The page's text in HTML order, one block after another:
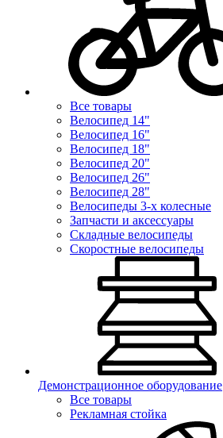
Все товары
Велосипед 14"
Велосипед 16"
Велосипед 18"
Велосипед 20"
Велосипед 26"
Велосипед 28"
Велосипеды 3-х колесные
Запчасти и аксессуары
Складные велосипеды
Скоростные велосипеды
Демонстрационное оборудование
Все товары
Рекламная стойка